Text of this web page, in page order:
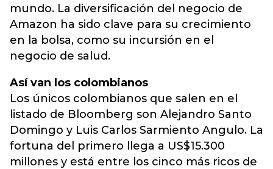
mundo. La diversificación del negocio de
Amazon ha sido clave para su crecimiento
en la bolsa, como su incursión en el
negocio de salud.
Así van los colombianos
Los únicos colombianos que salen en el
listado de Bloomberg son Alejandro Santo
Domingo y Luis Carlos Sarmiento Angulo. La
fortuna del primero llega a US$15.300
millones y está entre los cinco más ricos de